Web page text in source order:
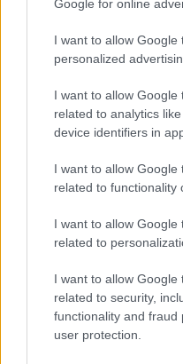
Google for online
I want to allow Google
personalized
I want to allow Google
related to analytics
device identifiers in
I want to allow Google
related to functionality
I want to allow Google
related to
I want to allow Google
related to security,
functionality and
user protection.
Számos népszerű
iPhone 18 bemutató
Az Android rejtett
észrevétlenül könnyíti meg
Ez a rejtett Samsung
mobilhasználatot – sokan
A Galaxy S25 is
Élőképeken a Dark
Itt a vég a Galaxy S23
utolsó nagy frissítés